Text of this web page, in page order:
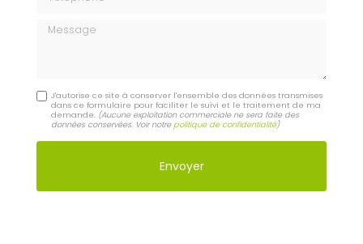
Message
J'autorise ce site à conserver l'ensemble des données transmises
dans ce formulaire pour faciliter le suivi et le traitement de ma
demande. (Aucune exploitation commerciale ne sera faite des
données conservées. Voir notrepolitique de confidentialité)